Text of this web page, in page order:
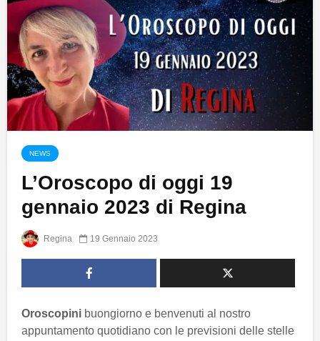
NEWS
L’Oroscopo di oggi 19
gennaio 2023 di Regina
Regina 19 Gennaio 2023
Oroscopini buongiorno e benvenuti al nostro
appuntamento quotidiano con le previsioni delle stelle